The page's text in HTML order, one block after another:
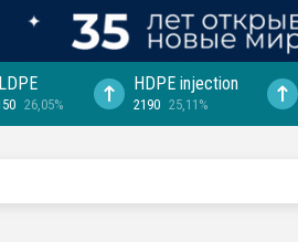
26,05%
HDPE injection
2190 25,11%